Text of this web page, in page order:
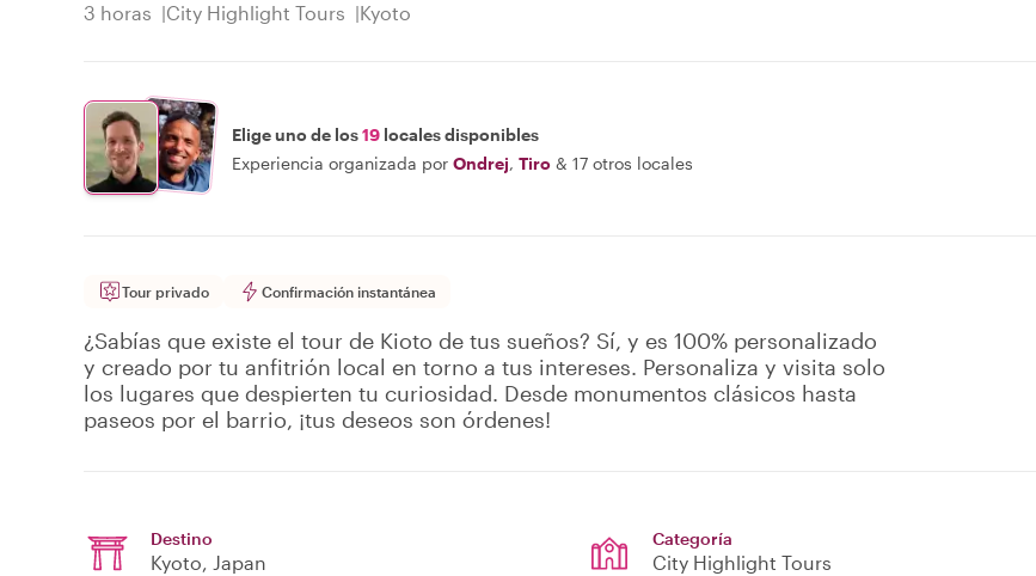
3 horas City Highlight Tours Kyoto
Elige uno de los19 locales disponibles
Experiencia organizada por Ondrej, Tiro & 17 otros locales
Tour privado Confirmación instantánea
¿Sabías que existe el tour de Kioto de tus sueños? Sí, y es 100% personalizado
y creado por tu anfitrión local en torno a tus intereses. Personaliza y visita solo
los lugares que despierten tu curiosidad. Desde monumentos clásicos hasta
paseos por el barrio, ¡tus deseos son órdenes!
Destino
Kyoto, Japan
Categoría
City Highlight Tours